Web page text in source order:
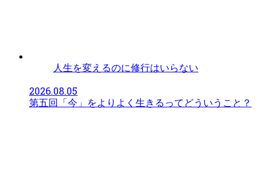
人生を変えるのに修行はいらない
2026.08.05
第五回「今」をよりよく生きるってどういうこと？